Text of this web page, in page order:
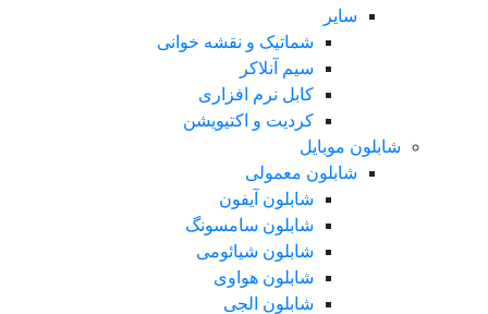
سایر
شماتیک و نقشه خوانی
سیم آنلاکر
کابل نرم افزاری
کردیت و اکتیویشن
شابلون موبایل
شابلون معمولی
شابلون آیفون
شابلون سامسونگ
شابلون شیائومی
شابلون هواوی
شابلون الجی